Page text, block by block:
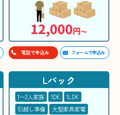
12,000円〜
電話で申込み フォームで申込み
Lパック
1〜2人家族 1DK
1LDK
引越し準備
大型家具家電